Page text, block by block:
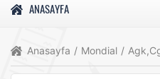
ANASAYFA
Anasayfa / Mondial /